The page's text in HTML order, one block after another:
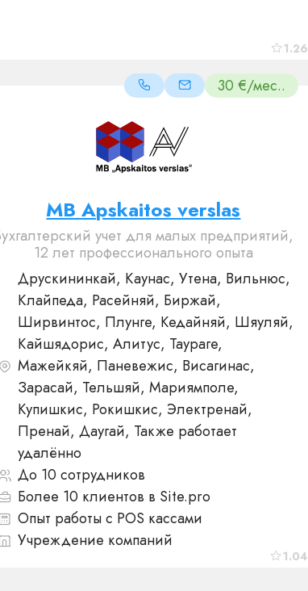
1.26
30 €/мес..
1.04
MB Apskaitos verslas
учет для малых предприятий,
12 лет профессионального опыта
Друскининкай, Каунас, Утена, Вильнюс,
Клайпеда, Расейняй, Биржай,
Ширвинтос, Плунге, Кедайняй, Шяуляй,
Кайшядорис, Алитус, Таураге,
Мажейкяй, Паневежис, Висагинас,
Зарасай, Тельшяй, Мариямполе,
Купишкис, Рокишкис, Электренай,
Пренай, Даугай, Также работает
удалённо
До 10 сотрудников
Более 10 клиентов в Site.pro
Опыт работы с POS кассами
Учреждение компаний